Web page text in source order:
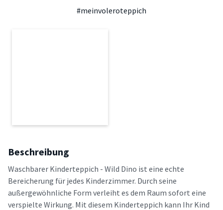
#meinvoleroteppich
Beschreibung
Waschbarer Kinderteppich - Wild Dino ist eine echte
Bereicherung für jedes Kinderzimmer. Durch seine
außergewöhnliche Form verleiht es dem Raum sofort eine
verspielte Wirkung. Mit diesem Kinderteppich kann Ihr Kind